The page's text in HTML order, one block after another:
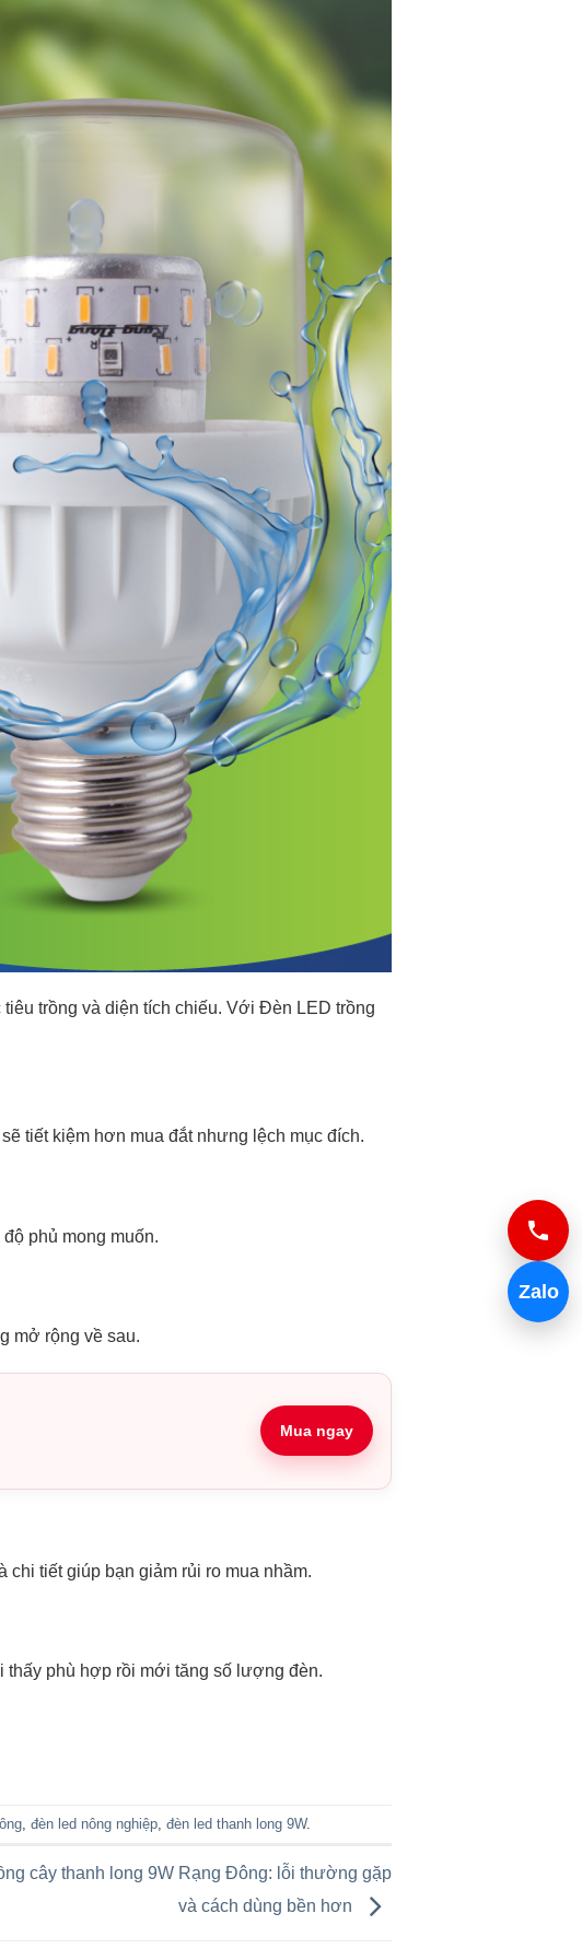
trồng và diện tích chiếu. Với Đèn LED trồng
tiết kiệm hơn mua đắt nhưng lệch mục đích.
phủ mong muốn.
mở rộng về sau.
Mua ngay
chi tiết giúp bạn giảm rủi ro mua nhầm.
thấy phù hợp rồi mới tăng số lượng đèn.
, đèn led nông nghiệp, đèn led thanh long 9W.
cây thanh long 9W Rạng Đông: lỗi thường gặp
và cách dùng bền hơn
Zalo